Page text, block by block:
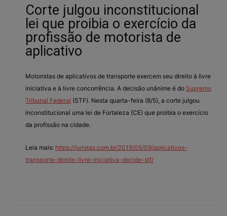
Corte julgou inconstitucional
lei que proibia o exercício da
profissão de motorista de
aplicativo
Motoristas de aplicativos de transporte exercem seu direito à livre
iniciativa e à livre concorrência. A decisão unânime é do Supremo
Tribunal Federal (STF). Nesta quarta-feira (8/5), a corte julgou
inconstitucional uma lei de Fortaleza (CE) que proibia o exercício
da profissão na cidade.
Leia mais: https://juristas.com.br/2019/05/09/aplicativos-
transporte-direito-livre-iniciativa-decide-stf/